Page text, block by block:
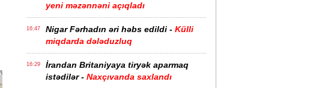
yeni məzənnəni açıqladı
16:47 Nigar Fərhadın əri həbs edildi - Külli
miqdarda dələduzluq
16:29
İrandan Britaniyaya tiryək aparmaq
istədilər - Naxçıvanda saxlandı